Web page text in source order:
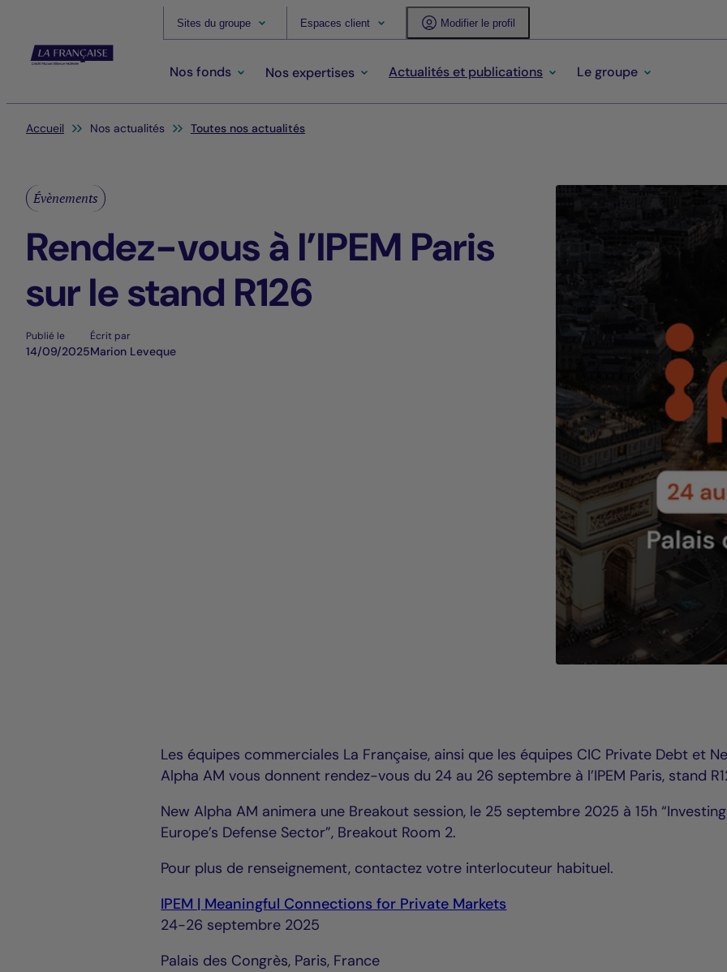
Sites du groupe Espaces client Modifier le profil
Nos fonds Nos expertises Actualités et publications Le groupe
Vous êtes ici:
Accueil Nos actualités Toutes nos actualités
Évènements
Rendez-vous à l’IPEM Paris
sur le stand R126
Publié le
14/09/2025
Écrit par
Marion Leveque
Les équipes commerciales La Française, ainsi que les équipes CIC Private Debt et
Alpha AM vous donnent rendez-vous du 24 au 26 septembre à l’IPEM Paris, stand
New Alpha AM animera une Breakout session, le 25 septembre 2025 à 15h
Europe’s Defense Sector”, Breakout Room 2.
Pour plus de renseignement, contactez votre interlocuteur habituel.
IPEM | Meaningful Connections for Private Markets
24-26 septembre 2025
Palais des Congrès, Paris, France